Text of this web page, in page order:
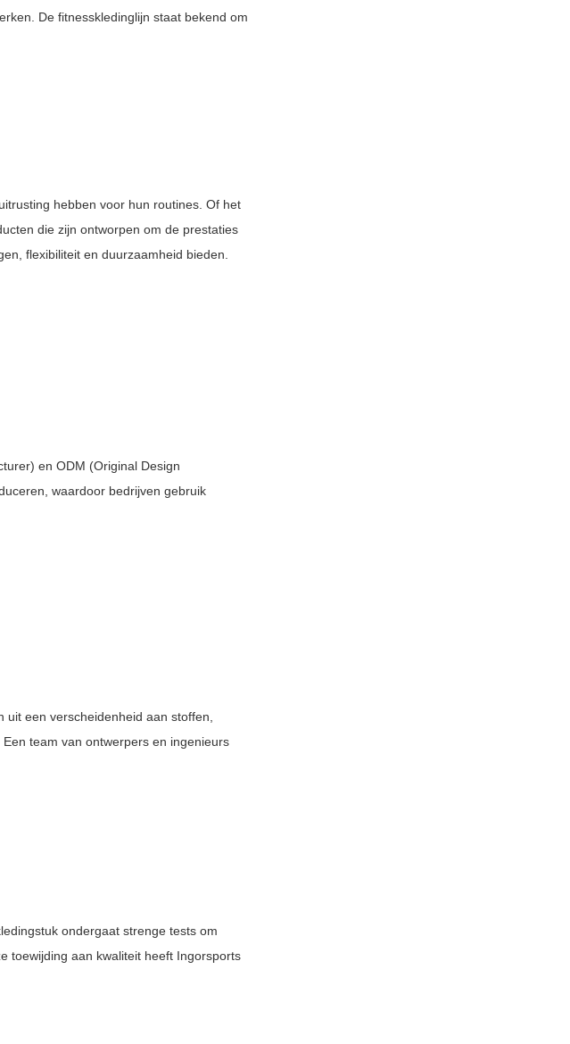
De fitnesskledinglijn staat bekend om
hebben voor hun routines. Of het
die zijn ontworpen om de prestaties
flexibiliteit en duurzaamheid bieden.
en ODM (Original Design
waardoor bedrijven gebruik
een verscheidenheid aan stoffen,
team van ontwerpers en ingenieurs
ondergaat strenge tests om
toewijding aan kwaliteit heeft Ingorsports